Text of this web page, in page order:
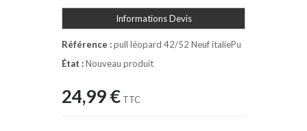
Informations Devis
Référence :pull léopard 42/52 Neuf italiePu
État :Nouveau produit
24,99 € TTC